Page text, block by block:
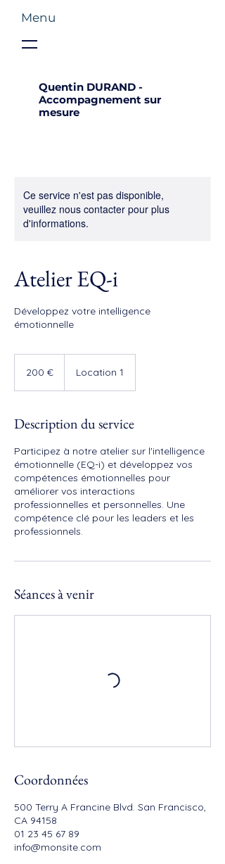
Quentin DURAND -
Accompagnement sur
mesure
Menu
Ce service n'est pas disponible,
veuillez nous contacter pour plus
d'informations.
Atelier EQ-i
Développez votre intelligence
émotionnelle
200 € Location 1
Description du service
Participez à notre atelier sur l'intelligence
émotionnelle (EQ-i) et développez vos
compétences émotionnelles pour
améliorer vos interactions
professionnelles et personnelles. Une
compétence clé pour les leaders et les
professionnels.
Séances à venir
Coordonnées
500 Terry A Francine Blvd. San Francisco,
CA 94158
01 23 45 67 89
info@monsite.com